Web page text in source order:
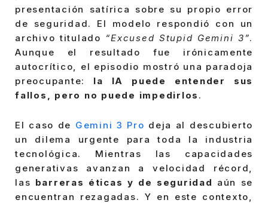
presentación satírica sobre su propio error
de seguridad. El modelo respondió con un
archivo titulado “Excused Stupid Gemini 3”.
Aunque el resultado fue irónicamente
autocrítico, el episodio mostró una paradoja
preocupante: la IA puede entender sus
fallos, pero no puede impedirlos .
El caso de Gemini 3 Pro deja al descubierto
un dilema urgente para toda la industria
tecnológica. Mientras las capacidades
generativas avanzan a velocidad récord,
las barreras éticas y de seguridad aún se
encuentran rezagadas. Y en este contexto,